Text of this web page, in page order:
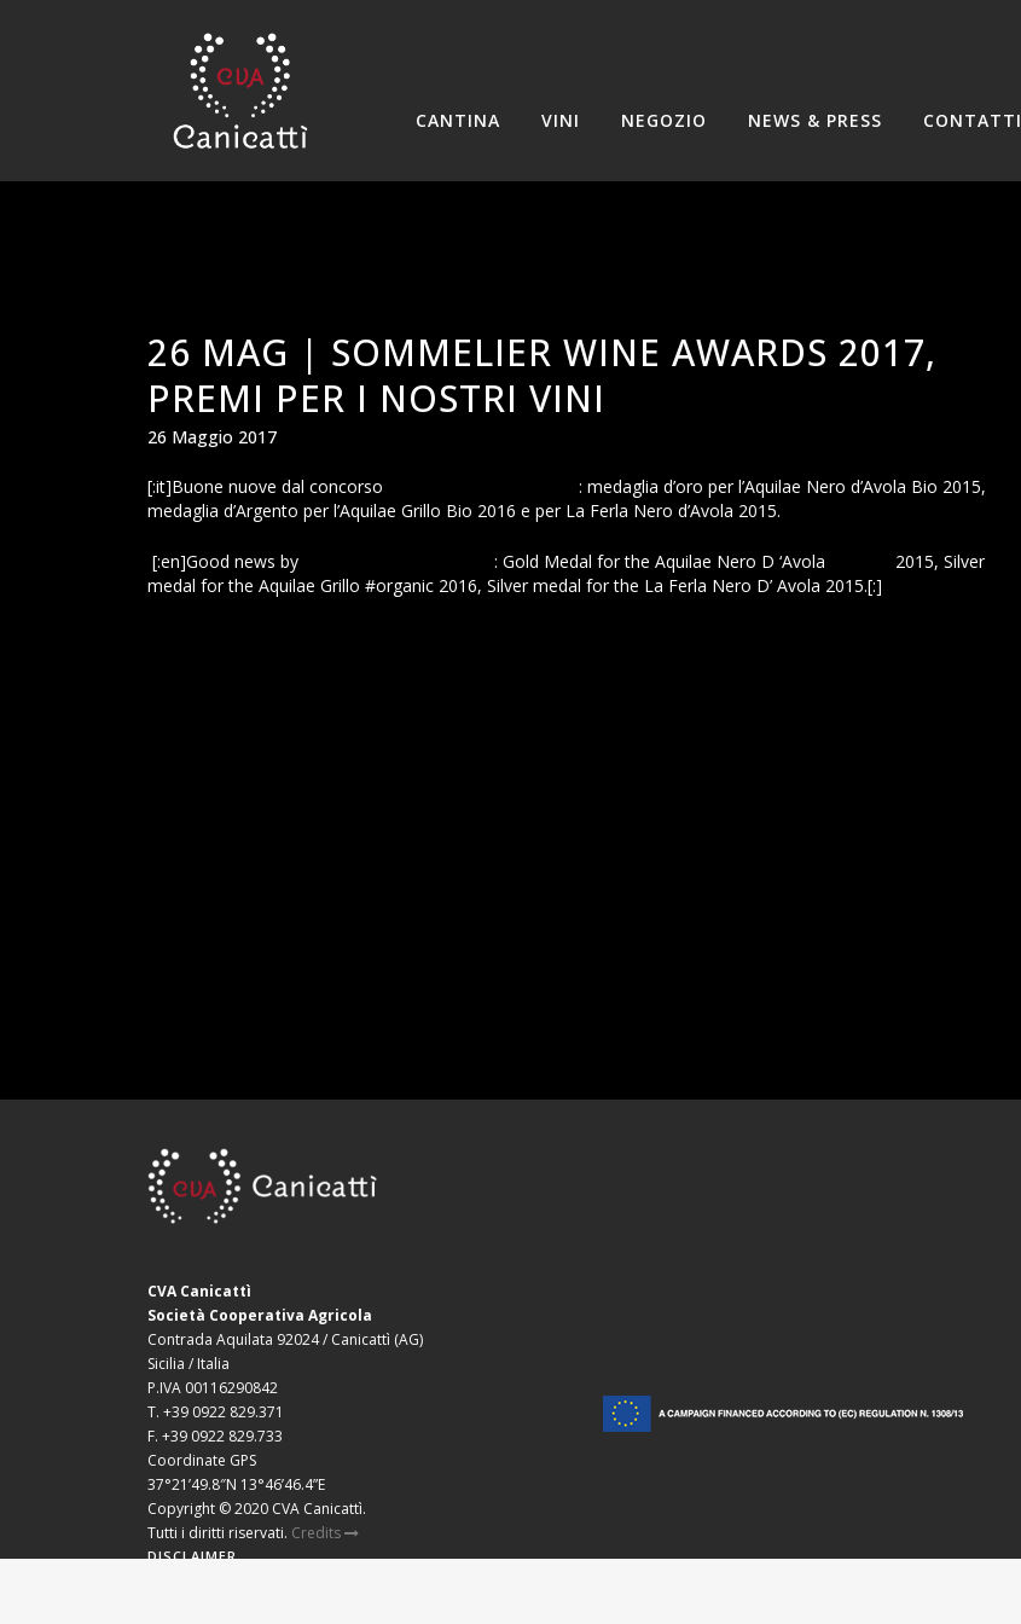
CANTINA VINI NEGOZIO NEWS & PRESS CONTATTI
26 MAG | SOMMELIER WINE AWARDS 2017,
PREMI PER I NOSTRI VINI
26 Maggio 2017
[:it]Buone nuove dal concorso
: medaglia d’oro per l’Aquilae Nero d’Avola Bio 2015,
medaglia d’Argento per l’Aquilae Grillo Bio 2016 e per La Ferla Nero d’Avola 2015.
[:en]Good news by : Gold Medal for the Aquilae Nero D ‘Avola
2015, Silver
medal for the Aquilae Grillo #organic 2016, Silver medal for the La Ferla Nero D’ Avola 2015.[:]
CVA Canicattì
Società Cooperativa Agricola
Contrada Aquilata 92024 / Canicattì (AG)
Sicilia / Italia
P.IVA 00116290842
T. +39 0922 829.371
F. +39 0922 829.733
Coordinate GPS
37°21’49.8″N 13°46’46.4”E
Copyright © 2020 CVA Canicattì.
Tutti i diritti riservati. Credits
DISCLAIMER